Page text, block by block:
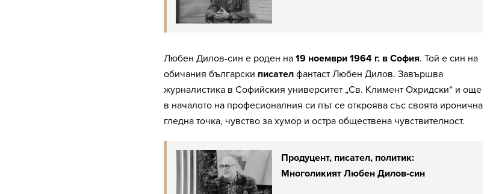
Любен Дилов-син е роден на 19 ноември 1964 г. в София. Той е син на
обичания български писател фантаст Любен Дилов. Завършва
журналистика в Софийския университет „Св. Климент Охридски“ и още
в началото на професионалния си път се откроява със своята иронична
гледна точка, чувство за хумор и остра обществена чувствителност.
Продуцент, писател, политик:
Многоликият Любен Дилов-син